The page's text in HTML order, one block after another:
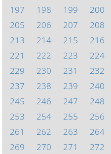
197
198 199 200
205
206 207 208
213
214 215 216
221
222 223 224
229
230 231 232
237
238 239 240
245
246 247 248
253
254 255 256
261
262 263 264
269
270 271 272